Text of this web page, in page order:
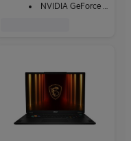
NVIDIA GeForce RTX 5070